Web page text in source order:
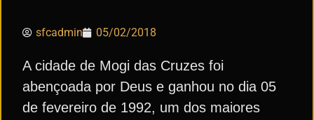
sfcadmin 05/02/2018
A cidade de Mogi das Cruzes foi
abençoada por Deus e ganhou no dia 05
de fevereiro de 1992, um dos maiores